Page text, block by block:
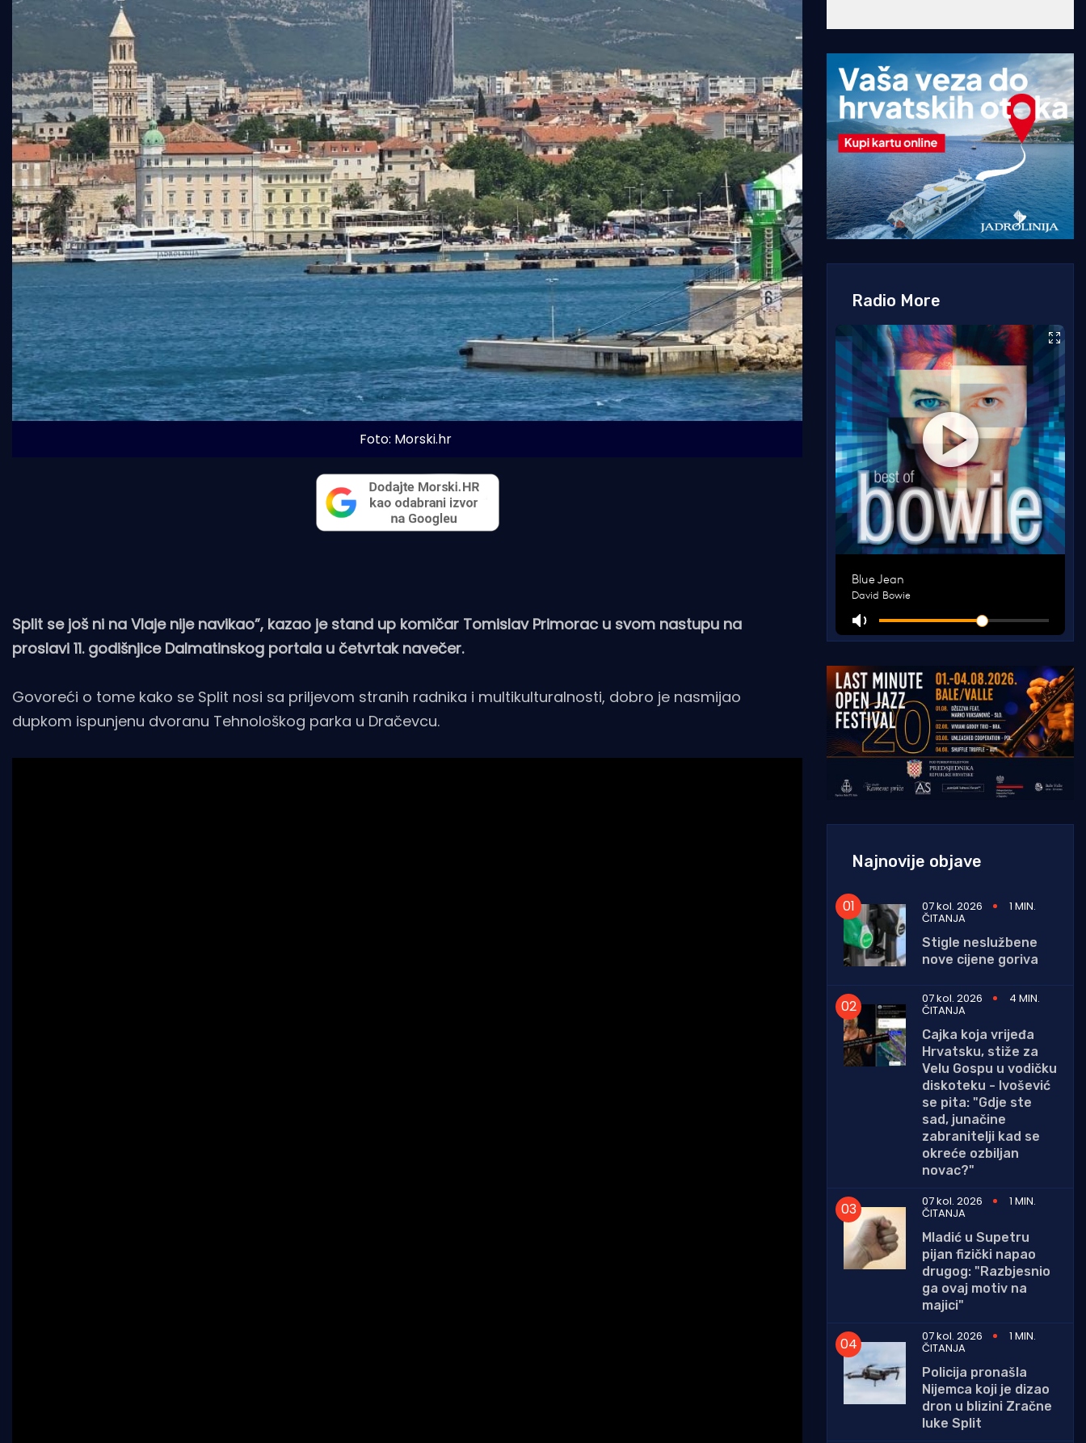
Foto: Morski.hr
Split se još ni na Vlaje nije navikao”, kazao je stand up komičar Tomislav Primorac u svom nastupu na
proslavi 11. godišnjice Dalmatinskog portala u četvrtak navečer.
Govoreći o tome kako se Split nosi sa priljevom stranih radnika i multikulturalnosti, dobro je nasmijao
dupkom ispunjenu dvoranu Tehnološkog parka u Dračevcu.
Radio More
Najnovije objave
07 kol. 2026 1 MIN.
ČITANJA
Stigle neslužbene
nove cijene goriva
07 kol. 2026 4 MIN.
ČITANJA
Cajka koja vrijeđa
Hrvatsku, stiže za
Velu Gospu u vodičku
diskoteku - Ivošević
se pita: "Gdje ste
sad, junačine
zabranitelji kad se
okreće ozbiljan
novac?"
07 kol. 2026
1 MIN.
ČITANJA
Mladić u Supetru
pijan fizički napao
drugog: "Razbjesnio
ga ovaj motiv na
majici"
07 kol. 2026
1 MIN.
ČITANJA
Policija pronašla
Nijemca koji je dizao
dron u blizini Zračne
luke Split